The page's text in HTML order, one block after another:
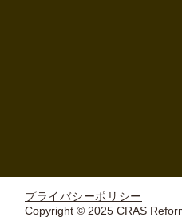
プライバシーポリシー
Copyright © 2025 CRAS